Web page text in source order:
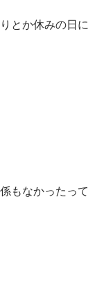
とか休みの日に
もなかったって